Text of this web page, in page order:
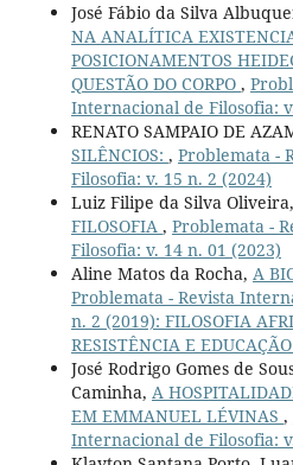
José Fábio da Silva
NA ANALÍTICA
POSICIONAMENTOS
QUESTÃO DO CORPO ,
Internacional de Filosofia:
RENATO SAMPAIO DE
SILÊNCIOS: , Problemata -
Filosofia: v. 15 n. 2 (2024)
Luiz Filipe da Silva Oliveira,
FILOSOFIA , Problemata -
Filosofia: v. 14 n. 01 (2023)
Aline Matos da Rocha, A
Problemata - Revista
n. 2 (2019): FILOSOFIA
RESISTÊNCIA E
José Rodrigo Gomes de
Caminha, A
EM EMMANUEL LÉVINAS ,
Internacional de Filosofia: